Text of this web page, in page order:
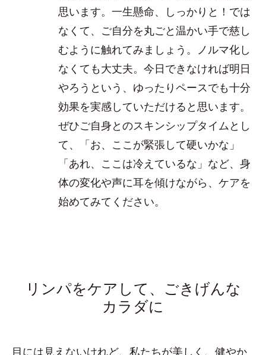
思います。一生懸命、しっかりと！では
なくて、ご自分を丸ごと温かい手で慈し
むように触れてみましょう。ノルマ化し
なくても大丈夫。今日できなければ明日
やろうという、ゆったりペースでも十分
効果を実感していただけると思います。
ぜひご自身とのスキンシップタイムとし
て、「お、ここが緊張して硬いかな」
「あれ、ここは冷えているな」など、身
体の変化や声に耳を傾けながら、ケアを
始めてみてください。
リンパをケアして、ごきげんな
カラダに
目には見えないけれど、私たちが美しく、健やか